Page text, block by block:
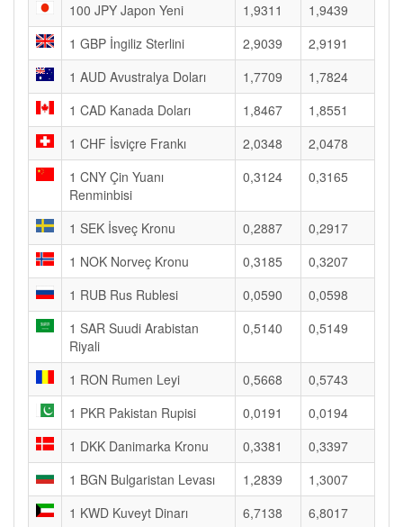
100 JPY Japon Yeni
1,9311
1,9439
1 GBP İngiliz Sterlini
2,9039
2,9191
1 AUD Avustralya Doları
1,7709
1,7824
1 CAD Kanada Doları
1,8467
1,8551
1 CHF İsviçre Frankı
2,0348
2,0478
1 CNY Çin Yuanı
Renminbisi
0,3124 0,3165
1 SEK İsveç Kronu 0,2887
0,2917
1 NOK Norveç Kronu
0,3185
0,3207
1 RUB Rus Rublesi
0,0590
0,0598
1 SAR Suudi Arabistan
Riyali
0,5140 0,5149
1 RON Rumen Leyi 0,5668
0,5743
1 PKR Pakistan Rupisi
0,0191
0,0194
1 DKK Danimarka Kronu
0,3381
0,3397
1 BGN Bulgaristan Levası
1,2839
1,3007
1 KWD Kuveyt Dinarı
6,7138
6,8017